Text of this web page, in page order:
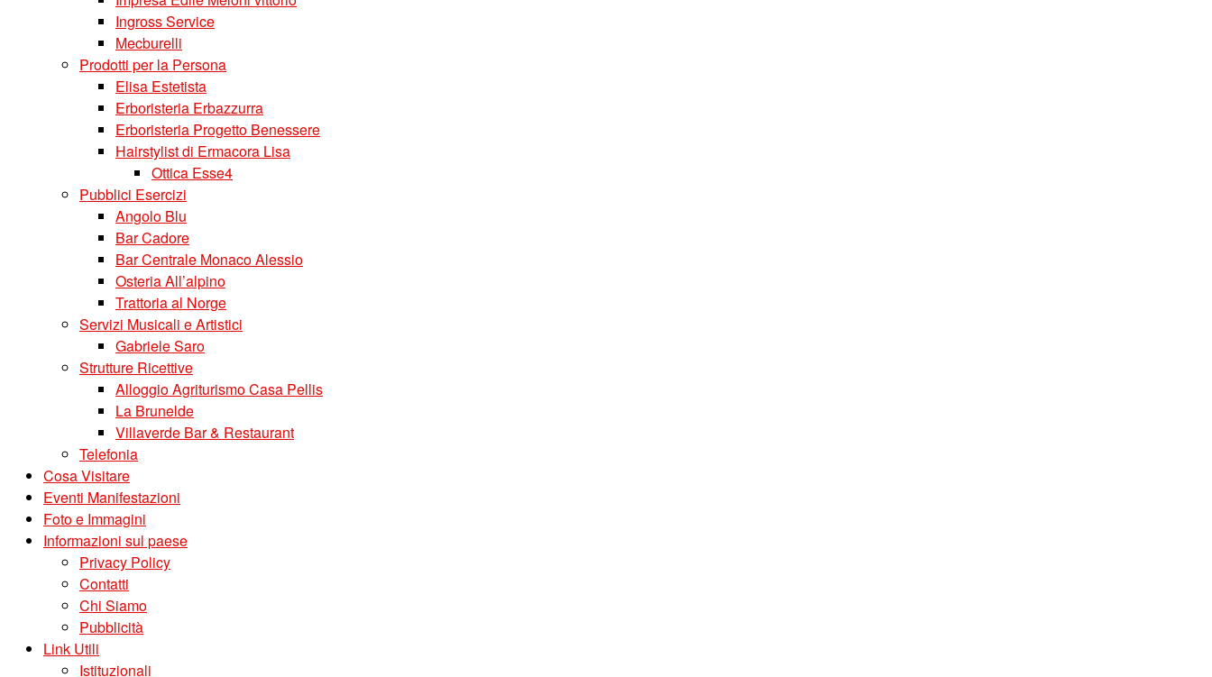
Ingross Service
Mecburelli
Prodotti per la Persona
Elisa Estetista
Erboristeria Erbazzurra
Erboristeria Progetto Benessere
Hairstylist di Ermacora Lisa
Ottica Esse4
Pubblici Esercizi
Angolo Blu
Bar Cadore
Bar Centrale Monaco Alessio
Osteria All’alpino
Trattoria al Norge
Servizi Musicali e Artistici
Gabriele Saro
Strutture Ricettive
Alloggio Agriturismo Casa Pellis
La Brunelde
Villaverde Bar & Restaurant
Telefonia
Cosa Visitare
Eventi Manifestazioni
Foto e Immagini
Informazioni sul paese
Privacy Policy
Contatti
Chi Siamo
Pubblicità
Link Utili
Istituzionali